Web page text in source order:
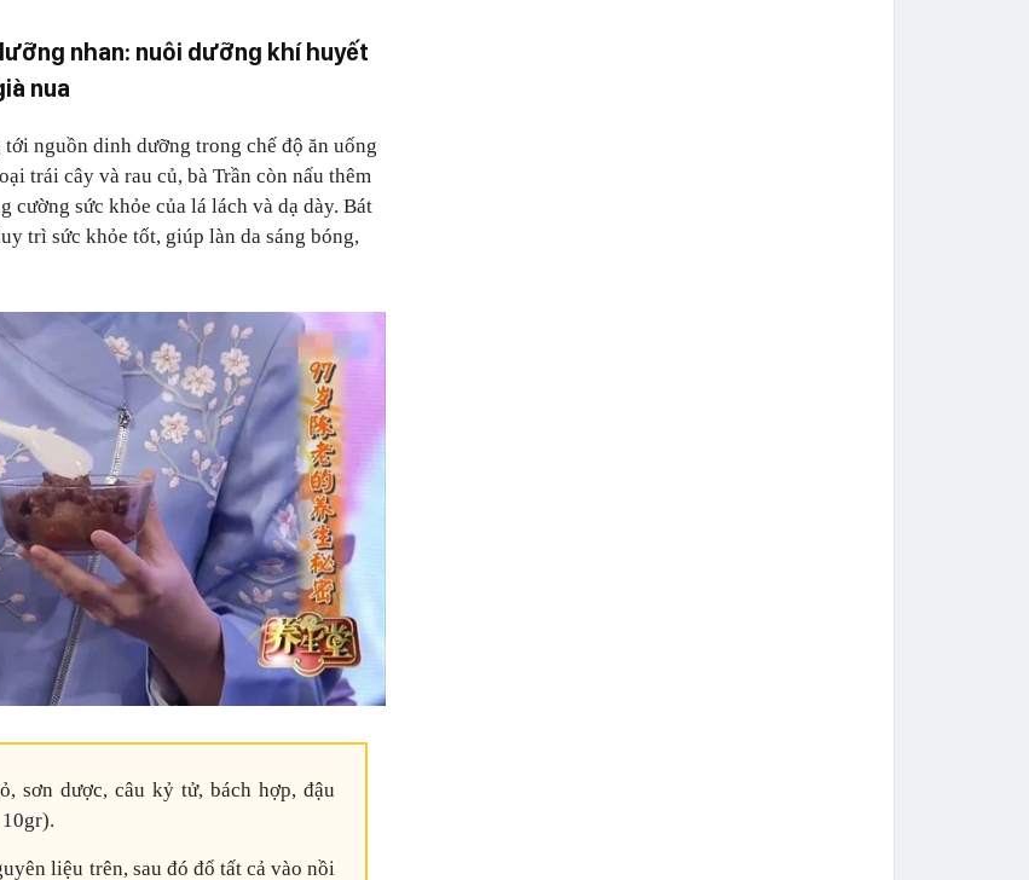
nhan: nuôi dưỡng khí huyết
nua
nguồn dinh dưỡng trong chế độ ăn uống
trái cây và rau củ, bà Trần còn nấu thêm
cường sức khỏe của lá lách và dạ dày. Bát
trì sức khỏe tốt, giúp làn da sáng bóng,
sơn dược, câu kỷ tử, bách hợp, đậu
liệu trên, sau đó đổ tất cả vào nồi